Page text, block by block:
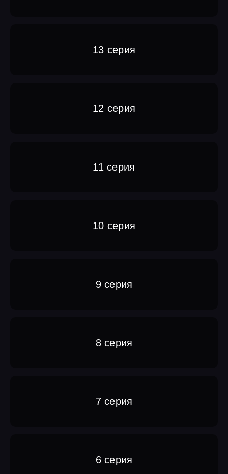
13 серия
12 серия
11 серия
10 серия
9 серия
8 серия
7 серия
6 серия